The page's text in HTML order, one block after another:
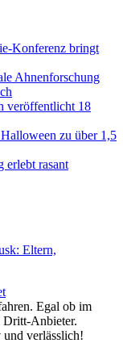
Konferenz bringt
Ahnenforschung
veröffentlicht 18
zu über 1,5
erlebt rasant
Eltern,
Egal ob im
Dritt-Anbieter.
verlässlich!